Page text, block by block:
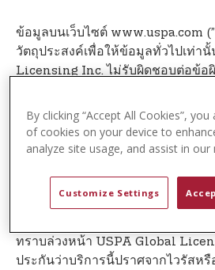
ข้อมูลบนเว็บไซต์ www.uspa.com
วัตถุประสงค์เพื่อให้ข้อมูลทั่วไปเท่า
Licensing Inc. ไม่รับผิดชอบต่อข้อ
Licensing Inc. จะไม่รับผิดชอบต่อค
ตรง ทางอ้อม เป็นผลสืบเนื่อง หรือโด
หายใดๆ ก็ตาม ไม่ว่าจะเป็นการกระ
ทราบล่วงหน้า USPA Global
ประกันว่าบริการนี้ปราศจากไวรัสห
By clicking “Accept All Cookies”,
of cookies on your device to
analyze site usage, and assist in
Customize Settings